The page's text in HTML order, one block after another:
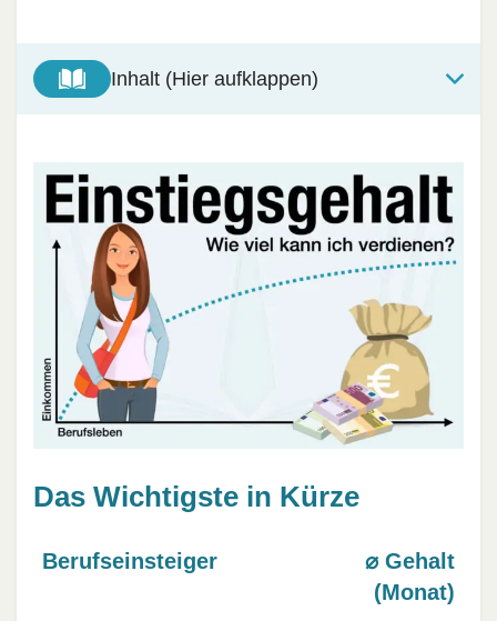
Inhalt (Hier aufklappen)
Das Wichtigste in Kürze
Berufseinsteiger
⌀ Gehalt
(Monat)